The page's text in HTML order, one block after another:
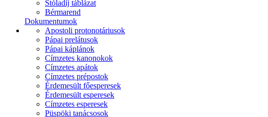
Stóladíj táblázat
Bérmarend
Dokumentumok
Apostoli protonotáriusok
Pápai prelátusok
Pápai káplánok
Címzetes kanonokok
Címzetes apátok
Címzetes prépostok
Érdemesült főesperesek
Érdemesült esperesek
Címzetes esperesek
Püspöki tanácsosok